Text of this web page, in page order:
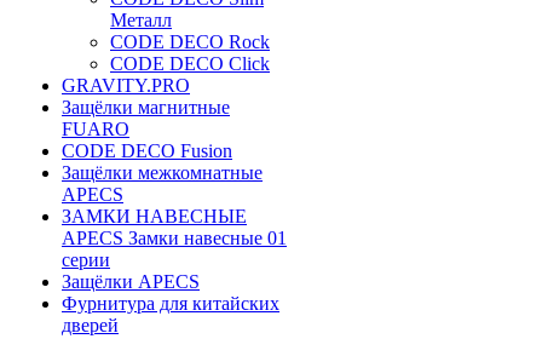
Металл
CODE DECO Rock
CODE DECO Click
GRAVITY.PRO
Защёлки магнитные
FUARO
CODE DECO Fusion
Защёлки межкомнатные
APECS
ЗАМКИ НАВЕСНЫЕ
APECS Замки навесные 01
серии
Защёлки APECS
Фурнитура для китайских
дверей